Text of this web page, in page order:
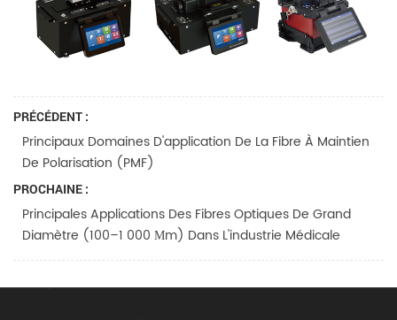
PRÉCÉDENT :
Principaux Domaines D'application De La Fibre À Maintien
De Polarisation (PMF)
PROCHAINE :
Principales Applications Des Fibres Optiques De Grand
Diamètre (100–1 000 Μm) Dans L'industrie Médicale